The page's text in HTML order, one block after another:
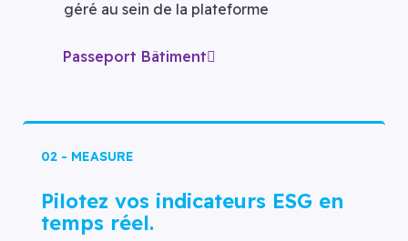
géré au sein de la plateforme
Passeport Bâtiment
02 - MEASURE
Pilotez vos indicateurs ESG en
temps réel.